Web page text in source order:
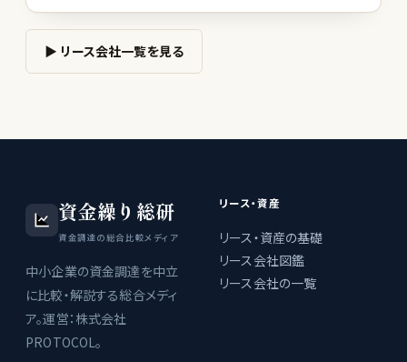
▶ リース会社一覧を見る
資金繰り総研
資金調達の総合比較メディア
中小企業の資金調達を中立
に比較・解説する総合メディ
ア。運営：株式会社
PROTOCOL。
リース・資産
リース・資産の基礎
リース会社図鑑
リース会社の一覧